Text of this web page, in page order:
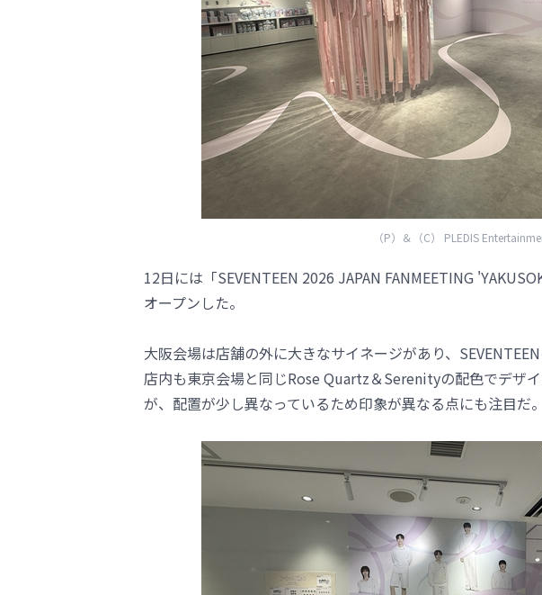
（P）＆（C） PLEDIS
12日には「SEVENTEEN 2026 JAPAN FANMEETING
オープンした。
大阪会場は店舗の外に大きなサイネージがあり、
店内も東京会場と同じRose Quartz＆Serenityの配色でデザ
が、配置が少し異なっているため印象が異なる点にも注目だ。